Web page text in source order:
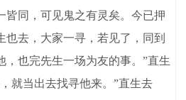
皆同，可见鬼之有灵矣。今已押
也去，大家一寻，若见了，同到
，也完先生一场为友的事。”直生
就当出去找寻他来。”直生去